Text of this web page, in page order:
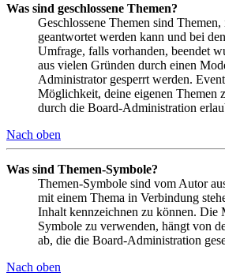
Was sind geschlossene Themen?
Geschlossene Themen sind
geantwortet werden kann und bei
Umfrage, falls vorhanden, beendet
aus vielen Gründen durch einen
Administrator gesperrt werden.
Möglichkeit, deine eigenen Themen
durch die Board-Administration
Nach oben
Was sind Themen-Symbole?
Themen-Symbole sind vom Autor
mit einem Thema in Verbindung
Inhalt kennzeichnen zu können. Die
Symbole zu verwenden, hängt von
ab, die die Board-Administration
Nach oben